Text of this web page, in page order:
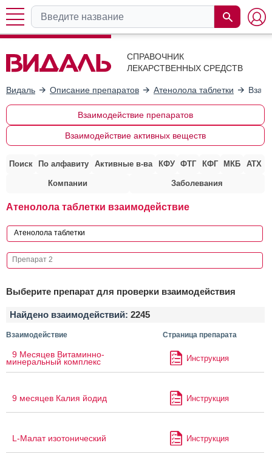
СПРАВОЧНИК
ЛЕКАРСТВЕННЫХ СРЕДСТВ
Видаль Описание препаратов Атенолола таблетки
Взаимодействие препаратов
Взаимодействие активных веществ
Поиск По алфавиту Активные в-ва КФУ ФТГ КФГ МКБ АТХ
Компании Заболевания
Атенолола таблетки взаимодействие
Выберите препарат для проверки взаимодействия
Найдено взаимодействий: 2245
Взаимодействие Страница препарата
9 Месяцев Витаминно-
минеральный комплекс Инструкция
9 месяцев Калия йодид Инструкция
L-Малат изотонический Инструкция